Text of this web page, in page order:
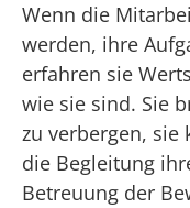
Wenn die
werden, ihre
erfahren sie
wie sie sind. Sie
zu verbergen, sie
die Begleitung
Betreuung der